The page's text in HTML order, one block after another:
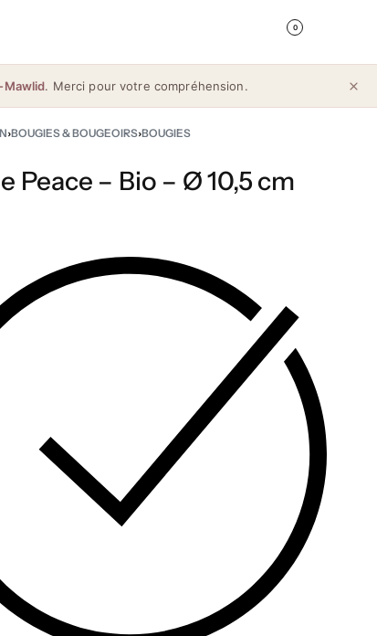
0
Mawlid. Merci pour votre compréhension.
›BOUGIES & BOUGEOIRS›BOUGIES
Peace – Bio – Ø 10,5 cm